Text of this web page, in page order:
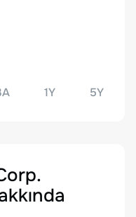
1Y 5Y